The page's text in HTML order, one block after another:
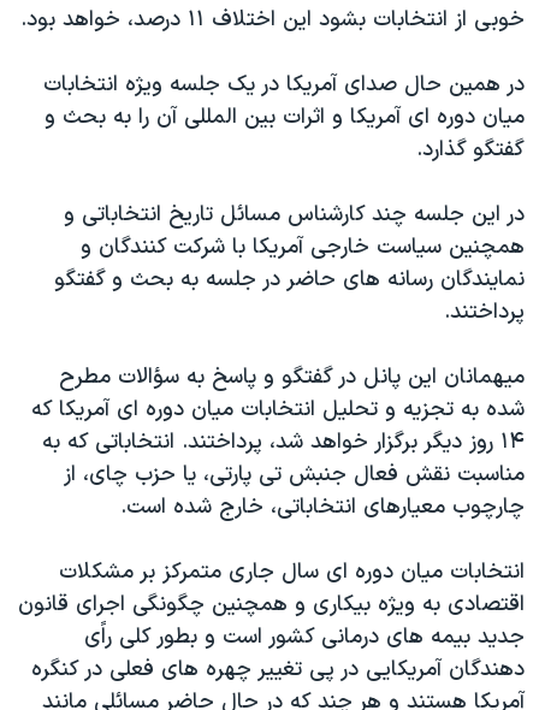
خوبی از انتخابات بشود اين اختلاف ۱۱ درصد، خواهد بود.
در همين حال صدای آمريکا در يک جلسه ويژه انتخابات
ميان دوره ای آمريکا و اثرات بين المللی آن را به بحث و
گفتگو گذارد.
در اين جلسه چند کارشناس مسائل تاريخ انتخاباتی و
همچنين سياست خارجی آمريکا با شرکت کنندگان و
نمايندگان رسانه های حاضر در جلسه به بحث و گفتگو
پرداختند.
ميهمانان اين پانل در گفتگو و پاسخ به سؤالات مطرح
شده به تجزيه و تحليل انتخابات ميان دوره ای آمريکا که
۱۴ روز ديگر برگزار خواهد شد، پرداختند. انتخاباتی که به
مناسبت نقش فعال جنبش تی پارتی، يا حزب چای، از
چارچوب معيارهای انتخاباتی، خارج شده است.
انتخابات ميان دوره ای سال جاری متمرکز بر مشکلات
اقتصادی به ويژه بيکاری و همچنين چگونگی اجرای قانون
جديد بيمه های درمانی کشور است و بطور کلی راًی
دهندگان آمريکايی در پی تغيير چهره های فعلی در کنگره
آمريکا هستند و هر چند که در حال حاضر مسائلی مانند